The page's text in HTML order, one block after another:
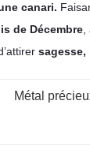
canari.
de Décembre
sagesse,
Métal